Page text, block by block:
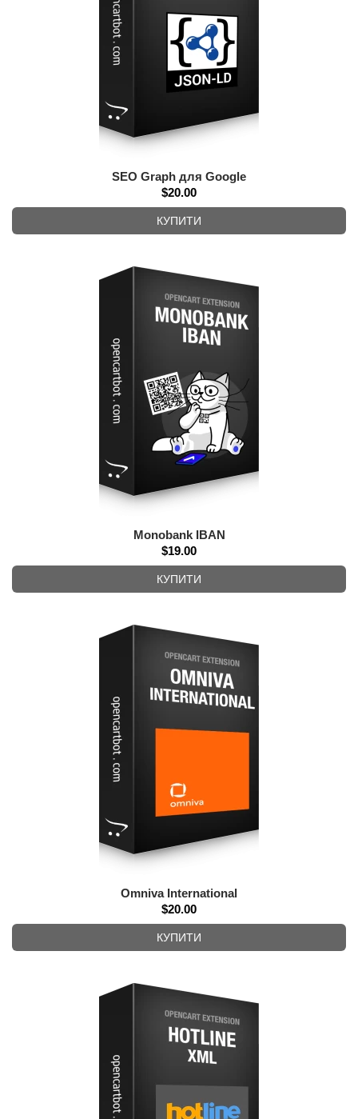
SEO Graph для Google
$20.00
КУПИТИ
Monobank IBAN
$19.00
КУПИТИ
Omniva International
$20.00
КУПИТИ